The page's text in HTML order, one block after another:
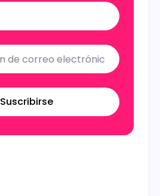
Suscribirse